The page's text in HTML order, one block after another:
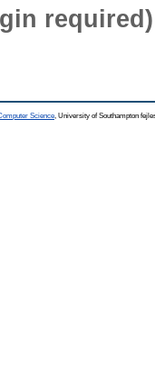
required)
Science , University of Southampton